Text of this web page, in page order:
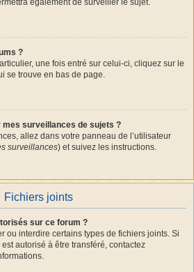
également de surveiller le sujet.
?
une fois entré sur celui-ci, cliquez sur le
se trouve en bas de page.
surveillances de sujets ?
allez dans votre panneau de l’utilisateur
surveillances) et suivez les instructions.
Fichiers joints
sur ce forum ?
ou interdire certains types de fichiers joints. Si
autorisé à être transféré, contactez